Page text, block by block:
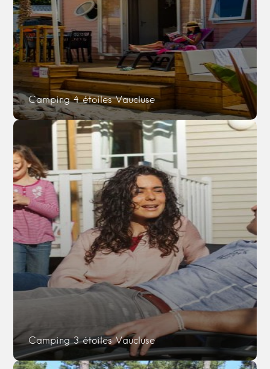
Camping 4 étoiles Vaucluse
Camping 3 étoiles Vaucluse